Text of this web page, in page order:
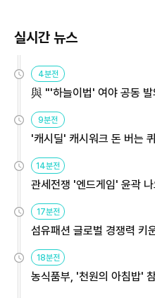
실시간 뉴스
4분전
與 "'하늘이법' 여야 공동
9분전
'캐시딜' 캐시워크 돈 버는
14분전
관세전쟁 '엔드게임' 윤곽
17분전
섬유패션 글로벌 경쟁력
18분전
농식품부, '천원의 아침밥'